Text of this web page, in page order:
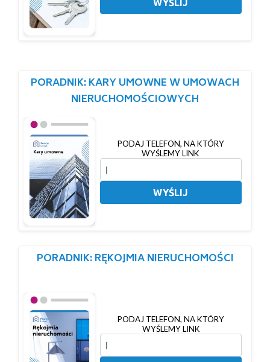
WYŚLIJ
PORADNIK: KARY UMOWNE W UMOWACH
NIERUCHOMOŚCIOWYCH
PODAJ TELEFON, NA KTÓRY
WYŚLEMY LINK
WYŚLIJ
PORADNIK: RĘKOJMIA NIERUCHOMOŚCI
PODAJ TELEFON, NA KTÓRY
WYŚLEMY LINK